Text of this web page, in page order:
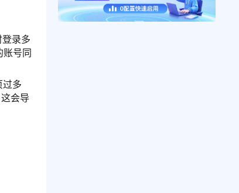
录多
号同
过多
会导